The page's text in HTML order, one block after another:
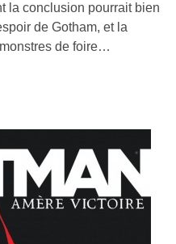
la conclusion pourrait bien
de Gotham, et la
de foire…